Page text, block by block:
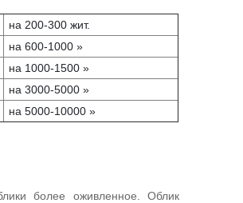
на 200-300 жит.
на 600-1000 »
на 1000-1500 »
на 3000-5000 »
на 5000-10000 »
более оживленное. Облик